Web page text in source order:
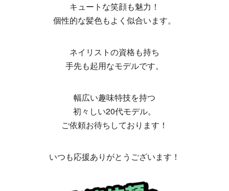
キュートな笑顔も魅力！
個性的な髪色もよく似合います。
ネイリストの資格も持ち
手先も起用なモデルです。
幅広い趣味特技を持つ
初々しい20代モデル。
ご依頼お待ちしております！
いつも応援ありがとうございます！